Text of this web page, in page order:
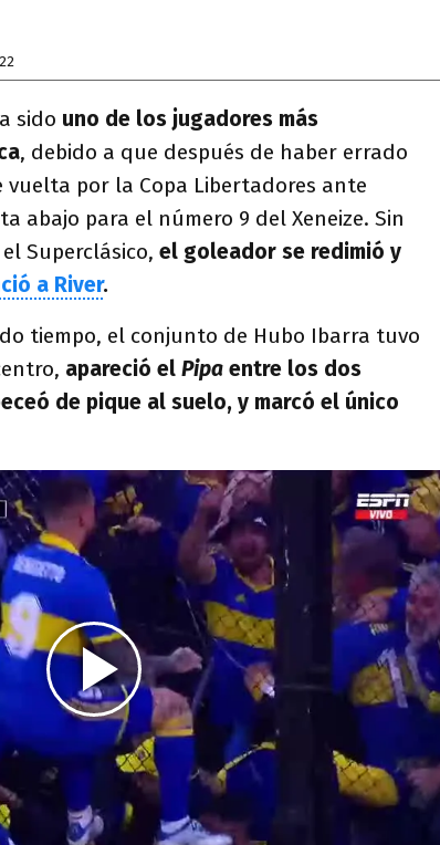
sido uno de los jugadores más
, debido a que después de haber errado
vuelta por la Copa Libertadores ante
abajo para el número 9 del Xeneize. Sin
Superclásico, el goleador se redimió y
a River.
tiempo, el conjunto de Hubo Ibarra tuvo
apareció el Pipa entre los dos
de pique al suelo, y marcó el único